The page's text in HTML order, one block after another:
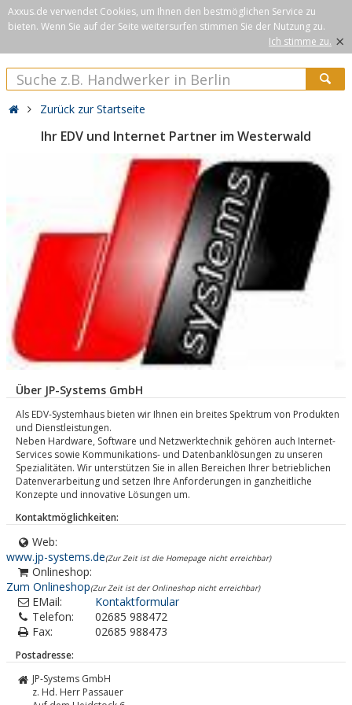
Axxus.de verwendet Cookies, um Ihnen den bestmöglichen Service zu
bieten. Wenn Sie auf der Seite weitersurfen stimmen Sie der Nutzung zu.
Ich stimme zu. ×
Zurück zur Startseite
Ihr EDV und Internet Partner im Westerwald
Über JP-Systems GmbH
Als EDV-Systemhaus bieten wir Ihnen ein breites Spektrum von Produkten
und Dienstleistungen.
Neben Hardware, Software und Netzwerktechnik gehören auch Internet-
Services sowie Kommunikations- und Datenbanklösungen zu unseren
Spezialitäten. Wir unterstützen Sie in allen Bereichen Ihrer betrieblichen
Datenverarbeitung und setzen Ihre Anforderungen in ganzheitliche
Konzepte und innovative Lösungen um.
Kontaktmöglichkeiten:
Web:
www.jp-systems.de(Zur Zeit ist die Homepage nicht erreichbar)
Onlineshop:
Zum Onlineshop(Zur Zeit ist der Onlineshop nicht erreichbar)
EMail:
Kontaktformular
Telefon:
02685 988472
Fax:
02685 988473
Postadresse:
JP-Systems GmbH
z. Hd. Herr Passauer